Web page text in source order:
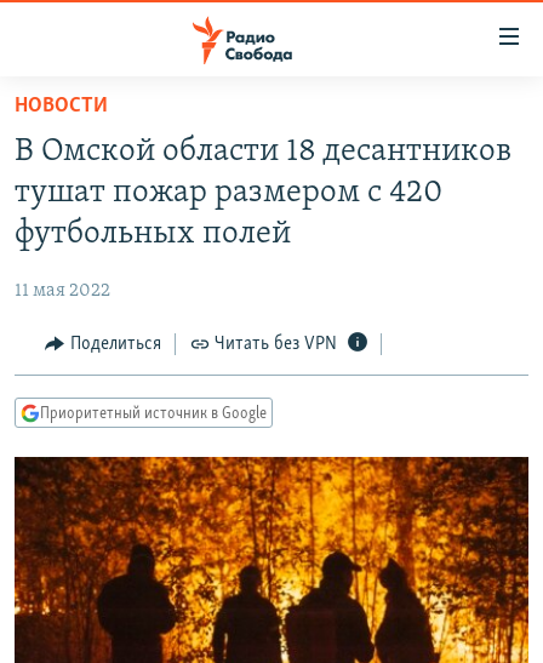
упрощенного
доступа
основному
Вернутся
Вернутся
поиску
АВТОРСКИЕ ПРОЕКТЫ
МНЕНИЯ
КУЛЬТУРА
КАВКАЗ.РЕАЛИИ
СЕВЕР.РЕАЛИИ
СИБИРЬ.РЕАЛИИ
РАСПИСАНИЕ ВЕЩАНИЯ
ПОДПИШИТЕСЬ НА РАССЫЛКУ
НОВОСТИ
В Омской области 18 десантников
тушат пожар размером с 420
футбольных полей
11 мая 2022
Поделиться Читать без VPN
Приоритетный источник в Google